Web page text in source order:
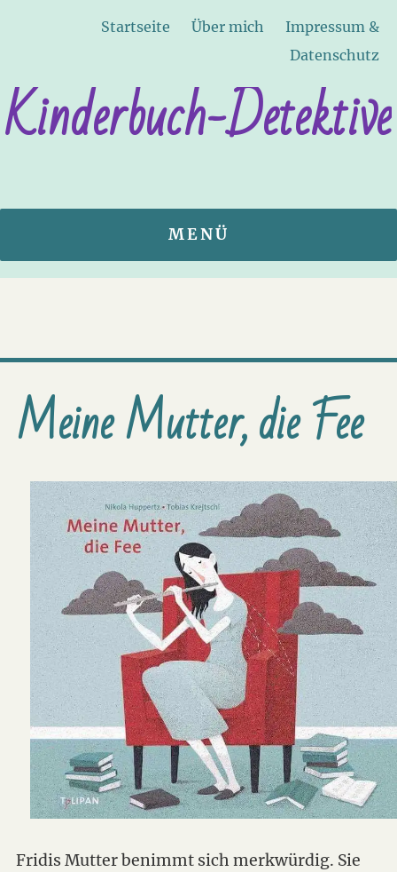
Startseite Über mich
Impressum &
Datenschutz
Kinderbuch-Detektive
MENÜ
Meine Mutter, die Fee
Fridis Mutter benimmt sich merkwürdig. Sie